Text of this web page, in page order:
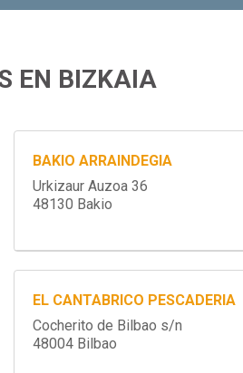
EN BIZKAIA
BAKIO ARRAINDEGIA
Urkizaur Auzoa 36
48130 Bakio
EL CANTABRICO PESCADERIA
Cocherito de Bilbao s/n
48004 Bilbao